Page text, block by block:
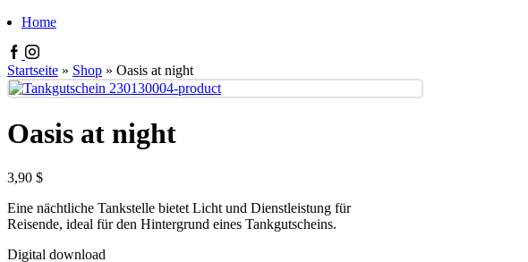
Home
Startseite » Shop » Oasis at night
Oasis at night
3,90 $
Eine nächtliche Tankstelle bietet Licht und Dienstleistung für
Reisende, ideal für den Hintergrund eines Tankgutscheins.
Digital download